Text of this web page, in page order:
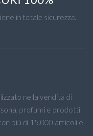
in totale sicurezza.
nella vendita di
profumi e prodotti
più di 15.000 articoli e